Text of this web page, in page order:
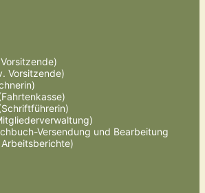
Vorsitzende)
Versendung und Bearbeitung